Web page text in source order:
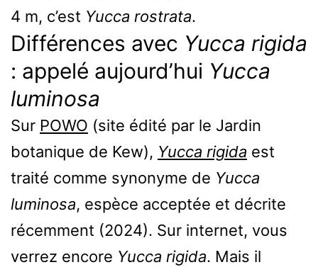
4 m, c’est Yucca rostrata.
Différences avec Yucca rigida
: appelé aujourd’hui Yucca
luminosa
Sur POWO (site édité par le Jardin
botanique de Kew), Yucca rigida est
traité comme synonyme de Yucca
luminosa, espèce acceptée et décrite
récemment (2024). Sur internet, vous
verrez encore Yucca rigida. Mais il